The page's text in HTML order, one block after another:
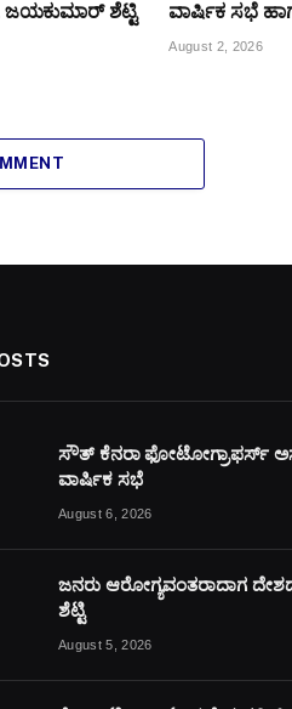
ಜಯಕುಮಾರ್ ಶೆಟ್ಟಿ
ವಾರ್ಷಿಕ ಸಭೆ
August 2, 2026
ಸೌತ್ ಕೆನರಾ ಫೋಟೋಗ್ರಾಫರ್ಸ್
ವಾರ್ಷಿಕ ಸಭೆ
August 6, 2026
ಜನರು ಆರೋಗ್ಯವಂತರಾದಾಗ
ಶೆಟ್ಟಿ
August 5, 2026